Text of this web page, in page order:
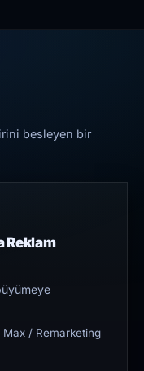
besleyen bir
Reklam
/ Remarketing